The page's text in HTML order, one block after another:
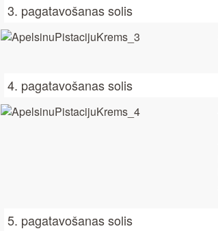
3. pagatavošanas solis
4. pagatavošanas solis
5. pagatavošanas solis